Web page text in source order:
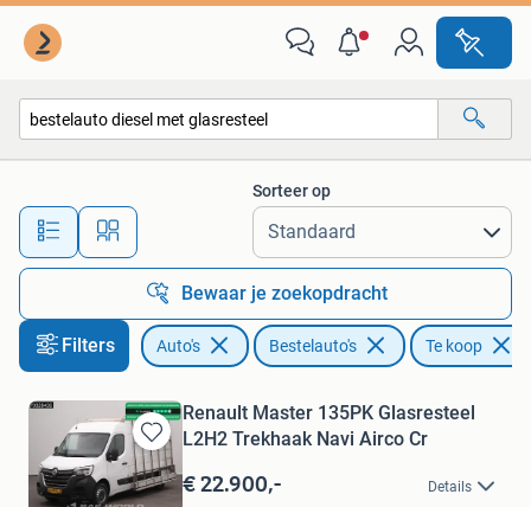
Alle afstanden…
Sorteer op
Bewaar je zoekopdracht
Filters Auto's Bestelauto's Te koop
Bewaren
in
Mijn
Renault Master 135PK Glasresteel
L2H2 Trekhaak Navi Airco Cr
€ 22.900,- Details